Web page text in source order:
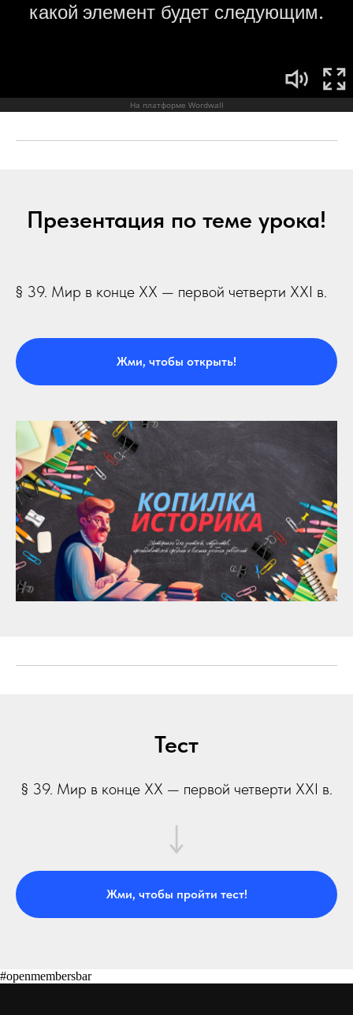
Презентация по теме урока!
§ 39. Мир в конце ХХ — первой четверти ХХІ в.
Жми, чтобы открыть!
Тест
§ 39. Мир в конце ХХ — первой четверти ХХІ в.
Жми, чтобы пройти тест!
#openmembersbar